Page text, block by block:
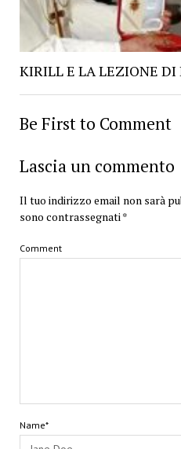
KIRILL E LA LEZIONE DI
Be First to Comment
Lascia un commento
Il tuo indirizzo email non sarà
sono contrassegnati*
Comment
Name*